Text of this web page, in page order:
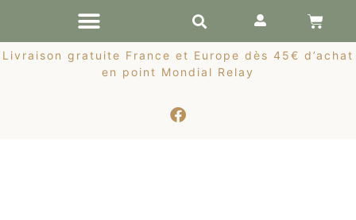
Livraison gratuite France et Europe dès 45€ d’achat
en point Mondial Relay